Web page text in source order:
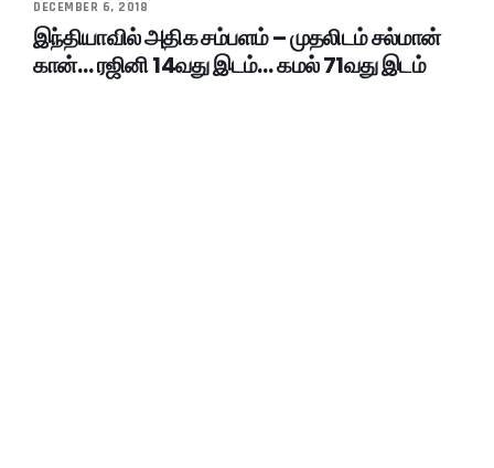
DECEMBER 6, 2018
இந்தியாவில் அதிக சம்பளம் – முதலிடம் சல்மான்
கான்… ரஜினி 14வது இடம்… கமல் 71வது இடம்